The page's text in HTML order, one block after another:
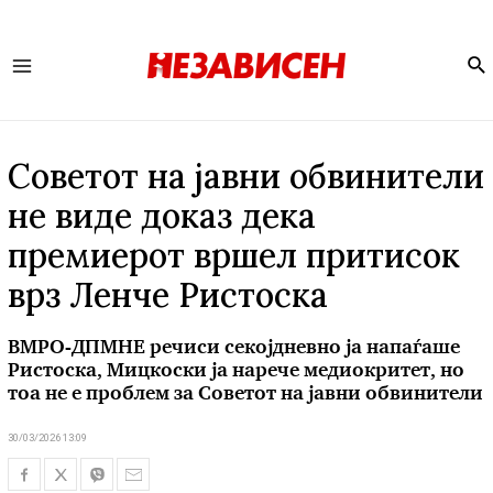
Советот на јавни обвинители
не виде доказ дека
премиерот вршел притисок
врз Ленче Ристоска
ВМРО-ДПМНЕ речиси секојдневно ја напаѓаше
Ристоска, Мицкоски ја нарече медиокритет, но
тоа не е проблем за Советот на јавни обвинители
30/03/2026 13:09